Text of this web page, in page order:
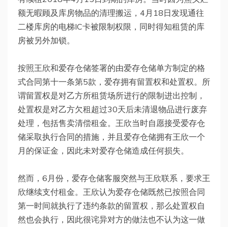
额无暇顾及库房物品的清理搬运，4月18日发现通往
二楼库房的电梯IC卡被限制权限，同时得知租赁的库
房被另外加锁。
按照王欣和爱存仓储签署的由爱存仓储单方制定的格
式合同第十一条第5款，爱存拥有留置权和处置权。所
谓留置权是对乙方所租赁场所进行的限制进出控制，
处置权是对乙方欠租超过30天后未清退物品进行废弃
处理，包括售卖清偿租金。王欣当时自愿接受爱存仓
储采取执行合同的措施，并且爱存仓储拥有王欣一个
月的保证金，因此未对爱存仓储造成任何损失。
然而，6月份，爱存仓储客服突然与王欣联系，要求王
欣继续支付租金。王欣认为爱存仓储既然已按照合同
第一时间就执行了违约条款的留置权，那么处置权自
然也会执行，因此很诧异对方的做法也不认为这一做